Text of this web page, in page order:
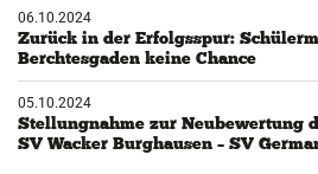
06.10.2024
Zurück in der Erfolgsspur:
Berchtesgaden keine Chance
05.10.2024
Stellungnahme zur Neubewertung
SV Wacker Burghausen – SV